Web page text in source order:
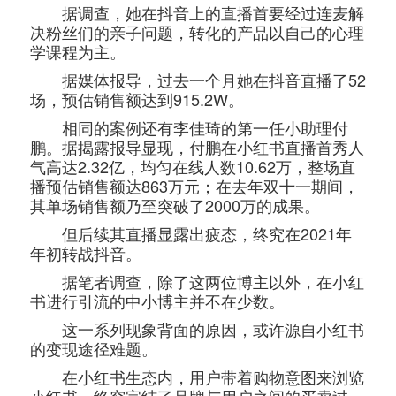
据调查，她在抖音上的直播首要经过连麦解
决粉丝们的亲子问题，转化的产品以自己的心理
学课程为主。
据媒体报导，过去一个月她在抖音直播了52
场，预估销售额达到915.2W。
相同的案例还有李佳琦的第一任小助理付
鹏。据揭露报导显现，付鹏在小红书直播首秀人
气高达2.32亿，均匀在线人数10.62万，整场直
播预估销售额达863万元；在去年双十一期间，
其单场销售额乃至突破了2000万的成果。
但后续其直播显露出疲态，终究在2021年
年初转战抖音。
据笔者调查，除了这两位博主以外，在小红
书进行引流的中小博主并不在少数。
这一系列现象背面的原因，或许源自小红书
的变现途径难题。
在小红书生态内，用户带着购物意图来浏览